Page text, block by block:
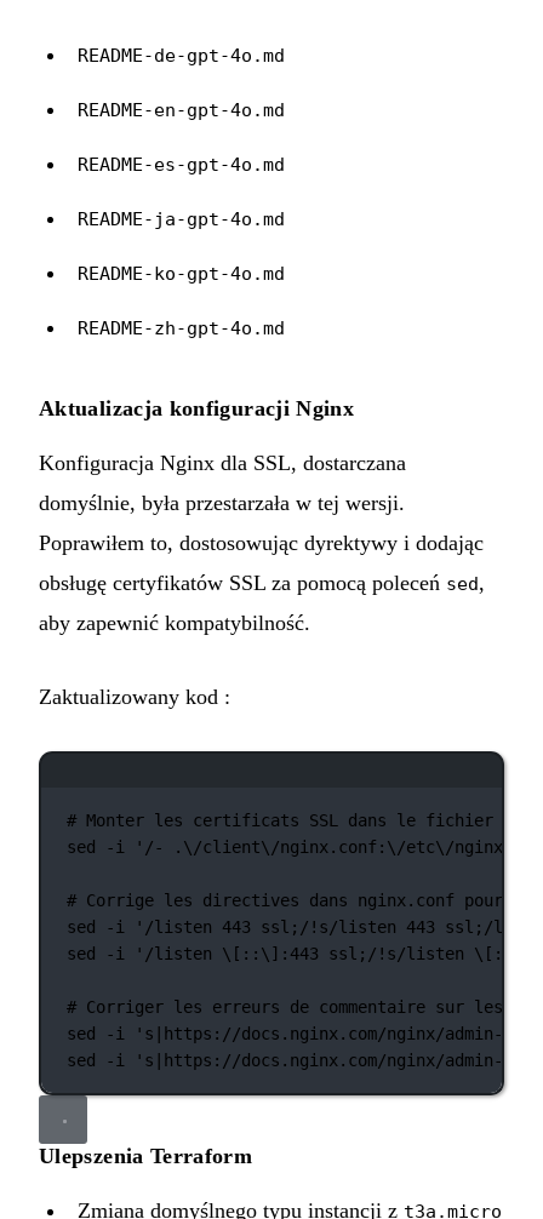
README-de-gpt-4o.md
README-en-gpt-4o.md
README-es-gpt-4o.md
README-ja-gpt-4o.md
README-ko-gpt-4o.md
README-zh-gpt-4o.md
Aktualizacja konfiguracji Nginx
Konfiguracja Nginx dla SSL, dostarczana
domyślnie, była przestarzała w tej wersji.
Poprawiłem to, dostosowując dyrektywy i dodając
obsługę certyfikatów SSL za pomocą poleceń sed,
aby zapewnić kompatybilność.
Zaktualizowany kod :
# Monter les certificats SSL dans le fichier
sed
-i '/- .\/client\/nginx.conf:\/etc\/nginx\/
# Corrige les directives dans nginx.conf pour la
sed
-i
'/listen 443 ssl;/!s/listen 443 ssl;/
sed
-i '/listen \[::\]:443 ssl;/!s/listen
# Corriger les erreurs de commentaire sur les
sed
-i
's|https://docs.nginx.com/nginx/admin-
sed
-i 's|https://docs.nginx.com/nginx/admin-
Ulepszenia Terraform
Zmiana domyślnego typu instancji z t3a.micro